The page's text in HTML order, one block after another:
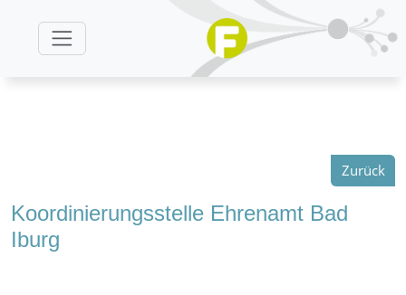
Zurück
Koordinierungsstelle Ehrenamt Bad
Iburg